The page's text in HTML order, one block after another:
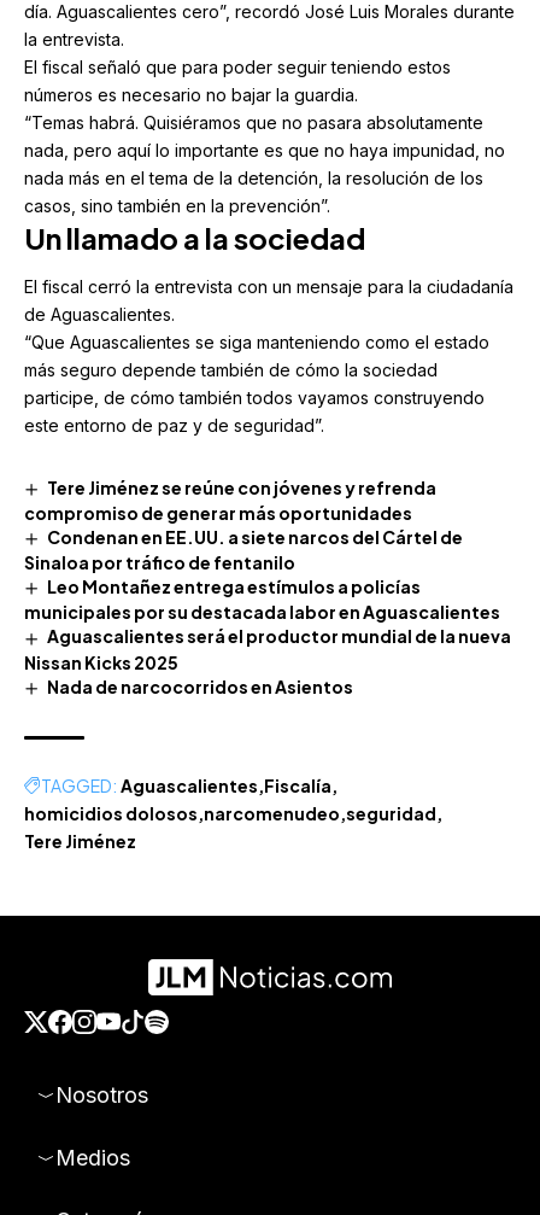
día. Aguascalientes cero”, recordó José Luis Morales durante
la entrevista.
El fiscal señaló que para poder seguir teniendo estos
números es necesario no bajar la guardia.
“Temas habrá. Quisiéramos que no pasara absolutamente
nada, pero aquí lo importante es que no haya impunidad, no
nada más en el tema de la detención, la resolución de los
casos, sino también en la prevención”.
Un llamado a la sociedad
El fiscal cerró la entrevista con un mensaje para la ciudadanía
de Aguascalientes.
“Que Aguascalientes se siga manteniendo como el estado
más seguro depende también de cómo la sociedad
participe, de cómo también todos vayamos construyendo
este entorno de paz y de seguridad”.
Tere Jiménez se reúne con jóvenes y refrenda
compromiso de generar más oportunidades
Condenan en EE.UU. a siete narcos del Cártel de
Sinaloa por tráfico de fentanilo
Leo Montañez entrega estímulos a policías
municipales por su destacada labor en Aguascalientes
Aguascalientes será el productor mundial de la nueva
Nissan Kicks 2025
Nada de narcocorridos en Asientos
TAGGED: Aguascalientes Fiscalía
homicidios dolosos narcomenudeo seguridad
Tere Jiménez
Nosotros
Medios